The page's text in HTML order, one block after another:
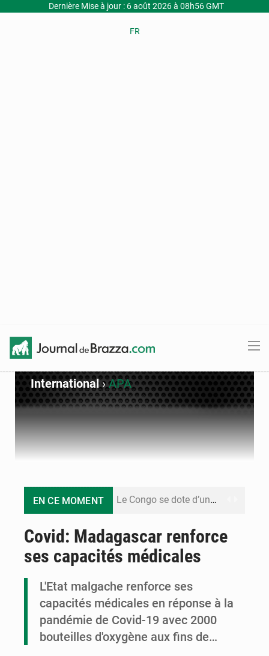
Dernière Mise à jour : 6 août 2026 à 08h56 GMT
FR
International›APA
EN CE MOMENT Le Congo se dote d’un programme national pour valoriser les produits forestiers non ligneux
Compétitions africaines : la CAF ferme la porte à l’AC Léopards et à l’AS Otohô
Covid: Madagascar renforce
ses capacités médicales
L'Etat malgache renforce ses
capacités médicales en réponse à la
pandémie de Covid-19 avec 2000
bouteilles d'oxygène aux fins de…